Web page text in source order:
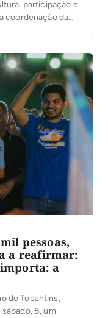
participação e
coordenação da
torno de […]
pessoas,
a reafirmar:
a
do Tocantins,
8, um